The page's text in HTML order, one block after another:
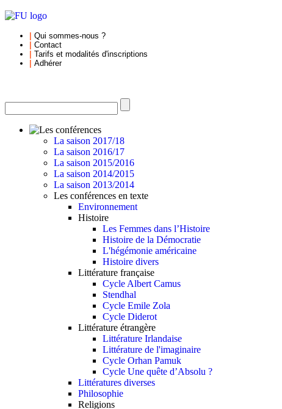
Qui sommes-nous ?
Contact
Tarifs et modalités d'inscriptions
Adhérer
La saison 2017/18
La saison 2016/17
La saison 2015/2016
La saison 2014/2015
La saison 2013/2014
Les conférences en texte
Environnement
Histoire
Les Femmes dans l’Histoire
Histoire de la Démocratie
L'hégémonie américaine
Histoire divers
Littérature française
Cycle Albert Camus
Stendhal
Cycle Emile Zola
Cycle Diderot
Littérature étrangère
Littérature Irlandaise
Littérature de l'imaginaire
Cycle Orhan Pamuk
Cycle Une quête d’Absolu ?
Littératures diverses
Philosophie
Religions